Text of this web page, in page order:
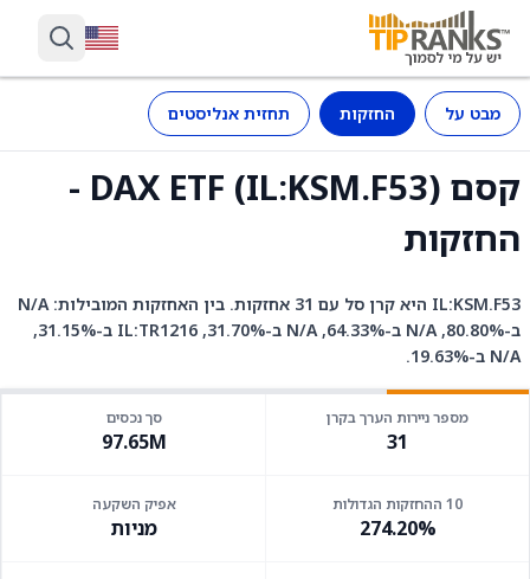
מבט על החזקות תחזית אנליסטים
קסם DAX ETF (IL:KSM.F53) -
החזקות
IL:KSM.F53 היא קרן סל עם 31 אחזקות. בין האחזקות המובילות: N/A
ב-80.80%, N/A ב-64.33%, N/A ב-31.70%, IL:TR1216 ב-31.15%,
N/A ב-19.63%.
מספר ניירות הערך בקרן
31
סך נכסים
97.65M
10 ההחזקות הגדולות
274.20%
אפיק השקעה
מניות